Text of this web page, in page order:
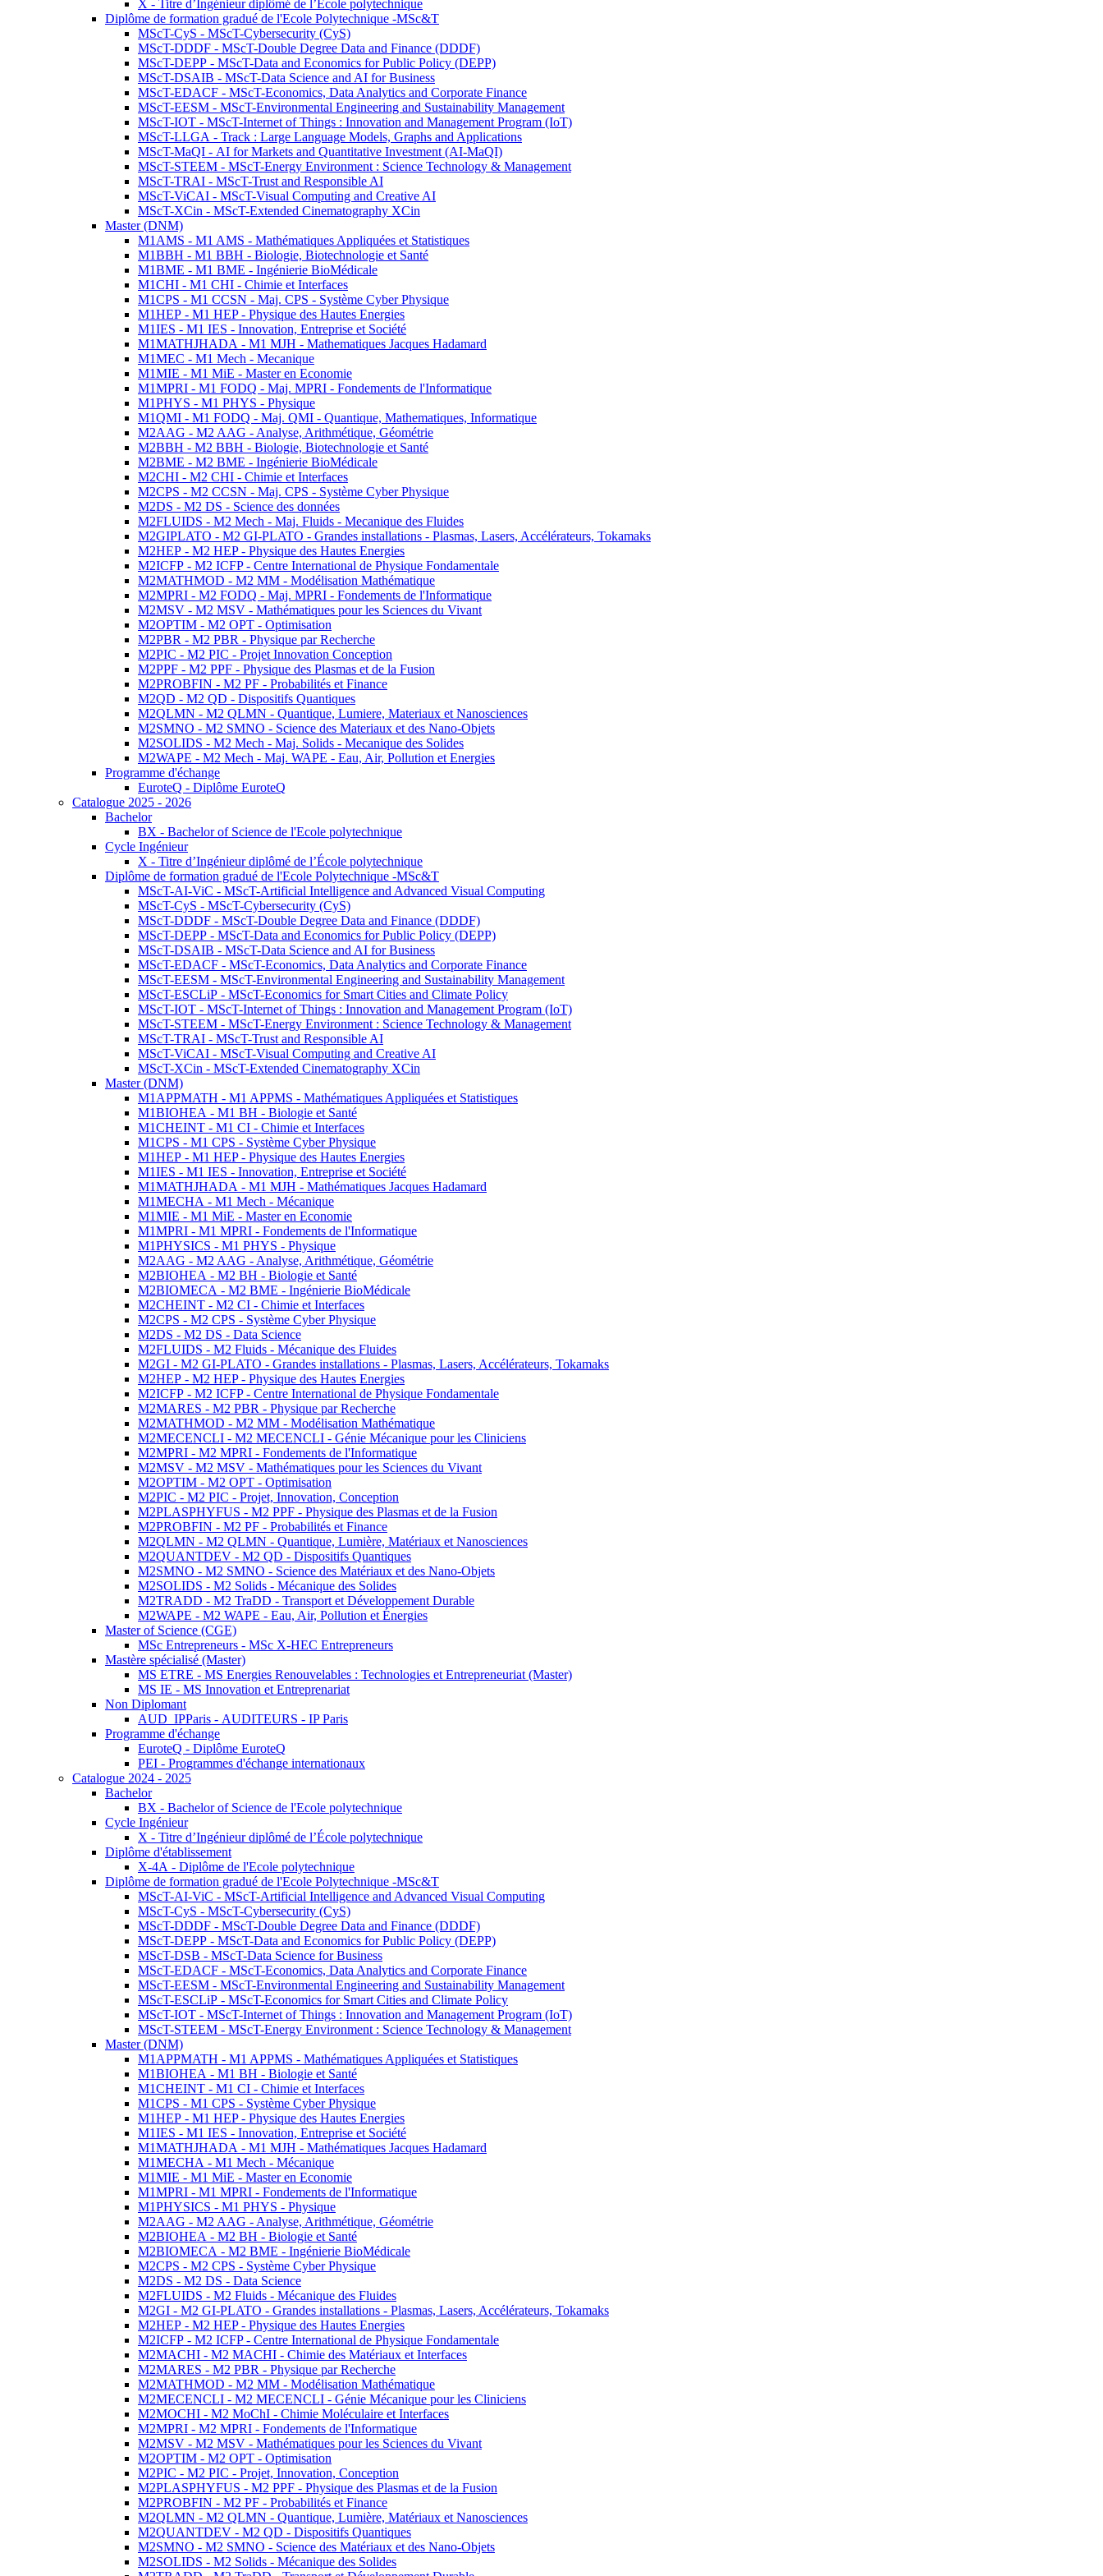
X - Titre d’Ingénieur diplômé de l’École polytechnique
Diplôme de formation gradué de l'Ecole Polytechnique -MSc&T
MScT-CyS - MScT-Cybersecurity (CyS)
MScT-DDDF - MScT-Double Degree Data and Finance (DDDF)
MScT-DEPP - MScT-Data and Economics for Public Policy (DEPP)
MScT-DSAIB - MScT-Data Science and AI for Business
MScT-EDACF - MScT-Economics, Data Analytics and Corporate Finance
MScT-EESM - MScT-Environmental Engineering and Sustainability Management
MScT-IOT - MScT-Internet of Things : Innovation and Management Program (IoT)
MScT-LLGA - Track : Large Language Models, Graphs and Applications
MScT-MaQI - AI for Markets and Quantitative Investment (AI-MaQI)
MScT-STEEM - MScT-Energy Environment : Science Technology & Management
MScT-TRAI - MScT-Trust and Responsible AI
MScT-ViCAI - MScT-Visual Computing and Creative AI
MScT-XCin - MScT-Extended Cinematography XCin
Master (DNM)
M1AMS - M1 AMS - Mathématiques Appliquées et Statistiques
M1BBH - M1 BBH - Biologie, Biotechnologie et Santé
M1BME - M1 BME - Ingénierie BioMédicale
M1CHI - M1 CHI - Chimie et Interfaces
M1CPS - M1 CCSN - Maj. CPS - Système Cyber Physique
M1HEP - M1 HEP - Physique des Hautes Energies
M1IES - M1 IES - Innovation, Entreprise et Société
M1MATHJHADA - M1 MJH - Mathematiques Jacques Hadamard
M1MEC - M1 Mech - Mecanique
M1MIE - M1 MiE - Master en Economie
M1MPRI - M1 FODQ - Maj. MPRI - Fondements de l'Informatique
M1PHYS - M1 PHYS - Physique
M1QMI - M1 FODQ - Maj. QMI - Quantique, Mathematiques, Informatique
M2AAG - M2 AAG - Analyse, Arithmétique, Géométrie
M2BBH - M2 BBH - Biologie, Biotechnologie et Santé
M2BME - M2 BME - Ingénierie BioMédicale
M2CHI - M2 CHI - Chimie et Interfaces
M2CPS - M2 CCSN - Maj. CPS - Système Cyber Physique
M2DS - M2 DS - Science des données
M2FLUIDS - M2 Mech - Maj. Fluids - Mecanique des Fluides
M2GIPLATO - M2 GI-PLATO - Grandes installations - Plasmas, Lasers, Accélérateurs, Tokamaks
M2HEP - M2 HEP - Physique des Hautes Energies
M2ICFP - M2 ICFP - Centre International de Physique Fondamentale
M2MATHMOD - M2 MM - Modélisation Mathématique
M2MPRI - M2 FODQ - Maj. MPRI - Fondements de l'Informatique
M2MSV - M2 MSV - Mathématiques pour les Sciences du Vivant
M2OPTIM - M2 OPT - Optimisation
M2PBR - M2 PBR - Physique par Recherche
M2PIC - M2 PIC - Projet Innovation Conception
M2PPF - M2 PPF - Physique des Plasmas et de la Fusion
M2PROBFIN - M2 PF - Probabilités et Finance
M2QD - M2 QD - Dispositifs Quantiques
M2QLMN - M2 QLMN - Quantique, Lumiere, Materiaux et Nanosciences
M2SMNO - M2 SMNO - Science des Materiaux et des Nano-Objets
M2SOLIDS - M2 Mech - Maj. Solids - Mecanique des Solides
M2WAPE - M2 Mech - Maj. WAPE - Eau, Air, Pollution et Energies
Programme d'échange
EuroteQ - Diplôme EuroteQ
Catalogue 2025 - 2026
Bachelor
BX - Bachelor of Science de l'Ecole polytechnique
Cycle Ingénieur
X - Titre d’Ingénieur diplômé de l’École polytechnique
Diplôme de formation gradué de l'Ecole Polytechnique -MSc&T
MScT-AI-ViC - MScT-Artificial Intelligence and Advanced Visual Computing
MScT-CyS - MScT-Cybersecurity (CyS)
MScT-DDDF - MScT-Double Degree Data and Finance (DDDF)
MScT-DEPP - MScT-Data and Economics for Public Policy (DEPP)
MScT-DSAIB - MScT-Data Science and AI for Business
MScT-EDACF - MScT-Economics, Data Analytics and Corporate Finance
MScT-EESM - MScT-Environmental Engineering and Sustainability Management
MScT-ESCLiP - MScT-Economics for Smart Cities and Climate Policy
MScT-IOT - MScT-Internet of Things : Innovation and Management Program (IoT)
MScT-STEEM - MScT-Energy Environment : Science Technology & Management
MScT-TRAI - MScT-Trust and Responsible AI
MScT-ViCAI - MScT-Visual Computing and Creative AI
MScT-XCin - MScT-Extended Cinematography XCin
Master (DNM)
M1APPMATH - M1 APPMS - Mathématiques Appliquées et Statistiques
M1BIOHEA - M1 BH - Biologie et Santé
M1CHEINT - M1 CI - Chimie et Interfaces
M1CPS - M1 CPS - Système Cyber Physique
M1HEP - M1 HEP - Physique des Hautes Energies
M1IES - M1 IES - Innovation, Entreprise et Société
M1MATHJHADA - M1 MJH - Mathématiques Jacques Hadamard
M1MECHA - M1 Mech - Mécanique
M1MIE - M1 MiE - Master en Economie
M1MPRI - M1 MPRI - Fondements de l'Informatique
M1PHYSICS - M1 PHYS - Physique
M2AAG - M2 AAG - Analyse, Arithmétique, Géométrie
M2BIOHEA - M2 BH - Biologie et Santé
M2BIOMECA - M2 BME - Ingénierie BioMédicale
M2CHEINT - M2 CI - Chimie et Interfaces
M2CPS - M2 CPS - Système Cyber Physique
M2DS - M2 DS - Data Science
M2FLUIDS - M2 Fluids - Mécanique des Fluides
M2GI - M2 GI-PLATO - Grandes installations - Plasmas, Lasers, Accélérateurs, Tokamaks
M2HEP - M2 HEP - Physique des Hautes Energies
M2ICFP - M2 ICFP - Centre International de Physique Fondamentale
M2MARES - M2 PBR - Physique par Recherche
M2MATHMOD - M2 MM - Modélisation Mathématique
M2MECENCLI - M2 MECENCLI - Génie Mécanique pour les Cliniciens
M2MPRI - M2 MPRI - Fondements de l'Informatique
M2MSV - M2 MSV - Mathématiques pour les Sciences du Vivant
M2OPTIM - M2 OPT - Optimisation
M2PIC - M2 PIC - Projet, Innovation, Conception
M2PLASPHYFUS - M2 PPF - Physique des Plasmas et de la Fusion
M2PROBFIN - M2 PF - Probabilités et Finance
M2QLMN - M2 QLMN - Quantique, Lumière, Matériaux et Nanosciences
M2QUANTDEV - M2 QD - Dispositifs Quantiques
M2SMNO - M2 SMNO - Science des Matériaux et des Nano-Objets
M2SOLIDS - M2 Solids - Mécanique des Solides
M2TRADD - M2 TraDD - Transport et Développement Durable
M2WAPE - M2 WAPE - Eau, Air, Pollution et Énergies
Master of Science (CGE)
MSc Entrepreneurs - MSc X-HEC Entrepreneurs
Mastère spécialisé (Master)
MS ETRE - MS Energies Renouvelables : Technologies et Entrepreneuriat (Master)
MS IE - MS Innovation et Entreprenariat
Non Diplomant
AUD_IPParis - AUDITEURS - IP Paris
Programme d'échange
EuroteQ - Diplôme EuroteQ
PEI - Programmes d'échange internationaux
Catalogue 2024 - 2025
Bachelor
BX - Bachelor of Science de l'Ecole polytechnique
Cycle Ingénieur
X - Titre d’Ingénieur diplômé de l’École polytechnique
Diplôme d'établissement
X-4A - Diplôme de l'Ecole polytechnique
Diplôme de formation gradué de l'Ecole Polytechnique -MSc&T
MScT-AI-ViC - MScT-Artificial Intelligence and Advanced Visual Computing
MScT-CyS - MScT-Cybersecurity (CyS)
MScT-DDDF - MScT-Double Degree Data and Finance (DDDF)
MScT-DEPP - MScT-Data and Economics for Public Policy (DEPP)
MScT-DSB - MScT-Data Science for Business
MScT-EDACF - MScT-Economics, Data Analytics and Corporate Finance
MScT-EESM - MScT-Environmental Engineering and Sustainability Management
MScT-ESCLiP - MScT-Economics for Smart Cities and Climate Policy
MScT-IOT - MScT-Internet of Things : Innovation and Management Program (IoT)
MScT-STEEM - MScT-Energy Environment : Science Technology & Management
Master (DNM)
M1APPMATH - M1 APPMS - Mathématiques Appliquées et Statistiques
M1BIOHEA - M1 BH - Biologie et Santé
M1CHEINT - M1 CI - Chimie et Interfaces
M1CPS - M1 CPS - Système Cyber Physique
M1HEP - M1 HEP - Physique des Hautes Energies
M1IES - M1 IES - Innovation, Entreprise et Société
M1MATHJHADA - M1 MJH - Mathématiques Jacques Hadamard
M1MECHA - M1 Mech - Mécanique
M1MIE - M1 MiE - Master en Economie
M1MPRI - M1 MPRI - Fondements de l'Informatique
M1PHYSICS - M1 PHYS - Physique
M2AAG - M2 AAG - Analyse, Arithmétique, Géométrie
M2BIOHEA - M2 BH - Biologie et Santé
M2BIOMECA - M2 BME - Ingénierie BioMédicale
M2CPS - M2 CPS - Système Cyber Physique
M2DS - M2 DS - Data Science
M2FLUIDS - M2 Fluids - Mécanique des Fluides
M2GI - M2 GI-PLATO - Grandes installations - Plasmas, Lasers, Accélérateurs, Tokamaks
M2HEP - M2 HEP - Physique des Hautes Energies
M2ICFP - M2 ICFP - Centre International de Physique Fondamentale
M2MACHI - M2 MACHI - Chimie des Matériaux et Interfaces
M2MARES - M2 PBR - Physique par Recherche
M2MATHMOD - M2 MM - Modélisation Mathématique
M2MECENCLI - M2 MECENCLI - Génie Mécanique pour les Cliniciens
M2MOCHI - M2 MoChI - Chimie Moléculaire et Interfaces
M2MPRI - M2 MPRI - Fondements de l'Informatique
M2MSV - M2 MSV - Mathématiques pour les Sciences du Vivant
M2OPTIM - M2 OPT - Optimisation
M2PIC - M2 PIC - Projet, Innovation, Conception
M2PLASPHYFUS - M2 PPF - Physique des Plasmas et de la Fusion
M2PROBFIN - M2 PF - Probabilités et Finance
M2QLMN - M2 QLMN - Quantique, Lumière, Matériaux et Nanosciences
M2QUANTDEV - M2 QD - Dispositifs Quantiques
M2SMNO - M2 SMNO - Science des Matériaux et des Nano-Objets
M2SOLIDS - M2 Solids - Mécanique des Solides